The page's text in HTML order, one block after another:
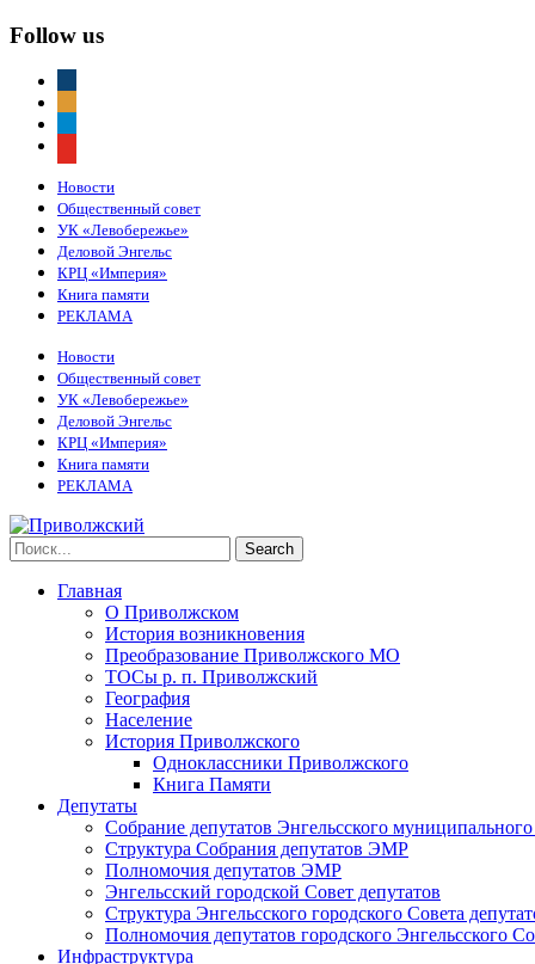
Follow us
Новости
Общественный совет
УК «Левобережье»
Деловой Энгельс
КРЦ «Империя»
Книга памяти
РЕКЛАМА
Новости
Общественный совет
УК «Левобережье»
Деловой Энгельс
КРЦ «Империя»
Книга памяти
РЕКЛАМА
Главная
О Приволжском
История возникновения
Преобразование Приволжского МО
ТОСы р. п. Приволжский
География
Население
История Приволжского
Одноклассники Приволжского
Книга Памяти
Депутаты
Собрание депутатов Энгельсского
Структура Собрания депутатов ЭМР
Полномочия депутатов ЭМР
Энгельсский городской Совет депутатов
Структура Энгельсского городского Совета
Полномочия депутатов городского Энгельсского
Инфраструктура